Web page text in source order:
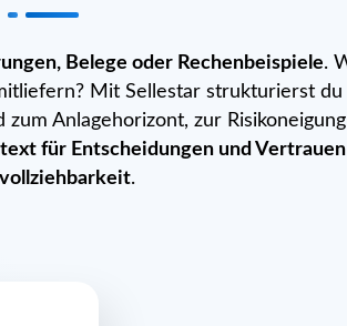
Belege oder Rechenbeispiele.
Mit Sellestar strukturierst du
Anlagehorizont, zur
für Entscheidungen und
.